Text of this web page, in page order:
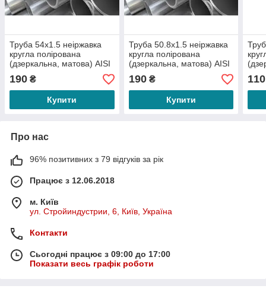
Труба 54х1.5 неіржавка
кругла полірована
(дзеркальна, матова) АІSI
190 ₴
Купити
Труба 50.8х1.5 неіржавка
кругла полірована
(дзеркальна, матова) АІSI
190₴
Купити
110
Про нас
96% позитивних з 79 відгуків за рік
Працює з 12.06.2018
м. Київ
ул. Стройиндустрии, 6, Київ, Україна
Контакти
Сьогодні працює з 09:00 до 17:00
Показати весь графік роботи